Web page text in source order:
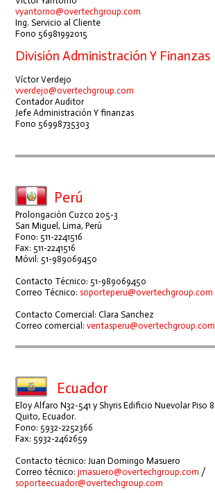
vyantorno@overtechgroup.com
Ing. Servicio al Cliente
Fono 56981992015
División Administración Y Finanzas
Víctor Verdejo
vverdejo@overtechgroup.com
Contador Auditor
Jefe Administración Y finanzas
Fono 56998735303
Perú
Prolongación Cuzco 205-3
San Miguel, Lima, Perú
Fono: 511-2241516
Fax: 511-2241516
Móvil: 51-989069450
Contacto Técnico: 51-989069450
Correo Técnico: soporteperu@overtechgroup.com
Contacto Comercial: Clara Sanchez
Correo comercial:ventasperu@overtechgroup.com
Ecuador
Eloy Alfaro N32-541 y Shyris Edificio Nuevolar Piso 8
Quito, Ecuador.
Fono: 5932-2252366
Fax: 5932-2462659
Contacto técnico: Juan Domingo Masuero
Correo técnico:jmasuero@overtechgroup.com /
soporteecuador@overtechgroup.com